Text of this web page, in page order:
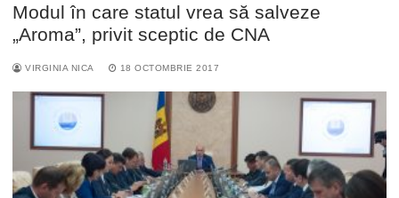
Caută
Modul în care statul vrea să salveze
„Aroma”, privit sceptic de CNA
VIRGINIA NICA 18 OCTOMBRIE 2017